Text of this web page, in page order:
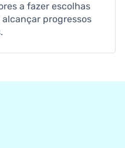
a fazer escolhas
progressos